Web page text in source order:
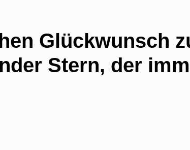
Glückwunsch
Stern, der